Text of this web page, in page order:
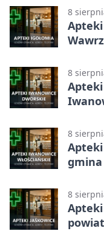
8
Apteki
8
8
Apteki
8